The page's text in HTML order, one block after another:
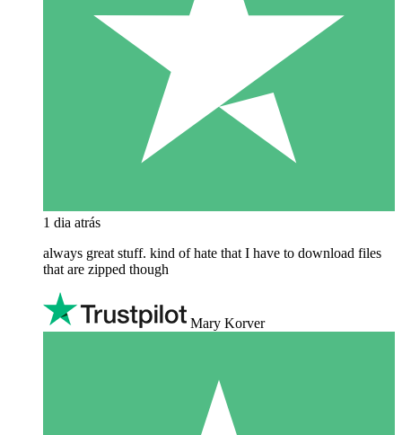
1 dia atrás
always great stuff. kind of hate that I have to download files
that are zipped though
Mary Korver